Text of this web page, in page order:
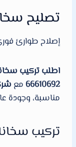
تصليح
إصلاح طوارئ
اطلب تركيب
66610692 مع
مناسبة، وجودة
تركيب